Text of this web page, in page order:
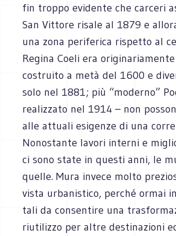
fin troppo evidente che carceri
San Vittore risale al 1879 e
una zona periferica rispetto al
Regina Coeli era
costruito a metà del 1600 e
solo nel 1881; più “moderno”
realizzato nel 1914 – non
alle attuali esigenze di una
Nonostante lavori interni e
ci sono state in questi anni, le
quelle. Mura invece molto
vista urbanistico, perché ormai
tali da consentire una
riutilizzo per altre destinazioni